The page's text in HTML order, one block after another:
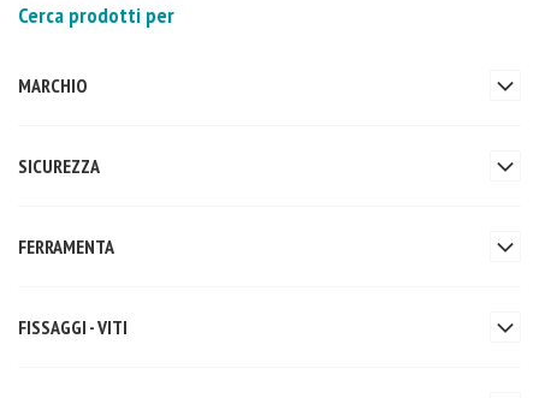
Cerca prodotti per
MARCHIO
SICUREZZA
FERRAMENTA
FISSAGGI - VITI